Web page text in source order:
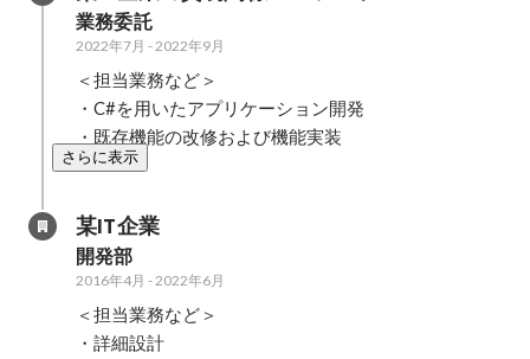
業務委託
2022年7月 -2022年9月
＜担当業務など＞
・C#を用いたアプリケーション開発
・既存機能の改修および機能実装
さらに表示
某IT企業
開発部
2016年4月 -2022年6月
＜担当業務など＞
・詳細設計